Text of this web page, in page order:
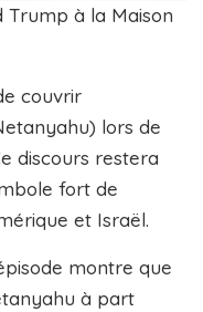
à la Maison
couvrir
lors de
discours restera
fort de
et Israël.
montre que
à part